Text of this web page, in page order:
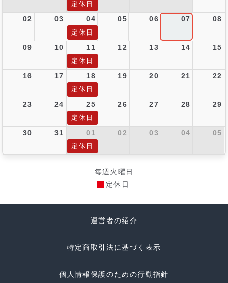
定休日
02 03 04 05 06 07 08
定休日
09 10 11 12 13 14 15
定休日
16 17 18 19 20 21 22
定休日
23 24 25 26 27 28 29
定休日
30 31 01 02 03 04 05
定休日
毎週火曜日
定休日
運営者の紹介
特定商取引法に基づく表示
個人情報保護のための行動指針